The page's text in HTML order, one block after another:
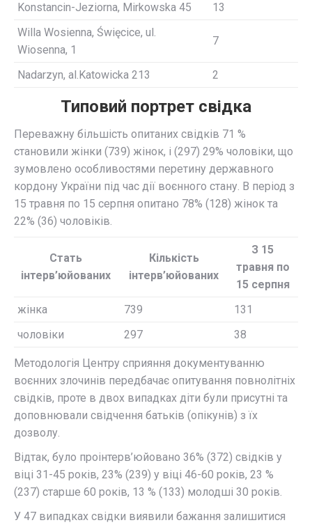
Konstancin-Jeziorna, Mirkowska 45
13
Willa Wosienna, Święcice, ul.
Wiosenna, 1
7
Nadarzyn, al.Katowicka 213 2
Типовий портрет свідка
Переважну більшість опитаних свідків 71 %
становили жінки (739) жінок, і (297) 29% чоловіки, що
зумовлено особливостями перетину державного
кордону України під час дії воєнного стану. В період з
15 травня по 15 серпня опитано 78% (128) жінок та
22% (36) чоловіків.
Cтать
інтерв’юйованих
Кількість
інтерв’юйованих
З 15
травня по
15 серпня
жінка
739
131
чоловіки
297 38
Методологія Центру сприяння документуванню
воєнних злочинів передбачає опитування повнолітніх
свідків, проте в двох випадках діти були присутні та
доповнювали свідчення батьків (опікунів) з їх
дозволу.
Відтак, було проінтерв’юйовано 36% (372) свідків у
віці 31-45 років, 23% (239) у віці 46-60 років, 23 %
(237) старше 60 років, 13 % (133) молодші 30 років.
У 47 випадках свідки виявили бажання залишитися